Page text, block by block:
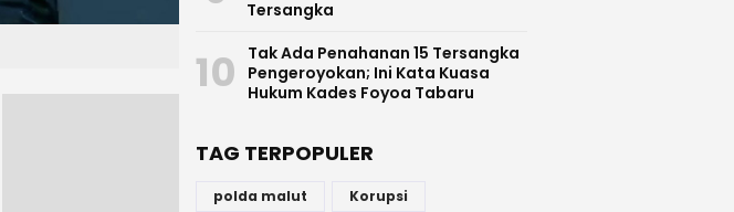
Tersangka
10
Tak Ada Penahanan 15 Tersangka
Pengeroyokan; Ini Kata Kuasa
Hukum Kades Foyoa Tabaru
TAG TERPOPULER
polda malut
Korupsi